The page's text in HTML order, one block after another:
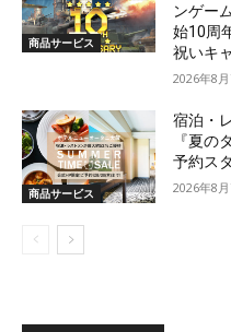
商品サービス
ンゲー
始10周
祝いキ
2026年8
商品サービス
宿泊・
『夏の
予約ス
2026年8